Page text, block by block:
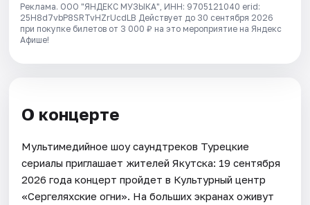
Реклама. ООО "ЯНДЕКС МУЗЫКА", ИНН: 9705121040 erid:
25H8d7vbP8SRTvHZrUcdLB Действует до 30 сентября 2026
при покупке билетов от 3 000 ₽ на это мероприятие на Яндекс
Афише!
О концерте
Мультимедийное шоу саундтреков Турецкие
сериалы приглашает жителей Якутска: 19 сентября
2026 года концерт пройдет в Культурный центр
«Сергеляхские огни». На больших экранах оживут